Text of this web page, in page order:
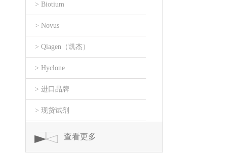
> Biotium
> Novus
> Qiagen（凯杰）
> Hyclone
> 进口品牌
> 现货试剂
查看更多